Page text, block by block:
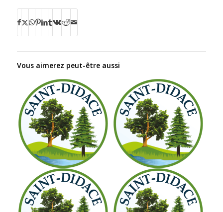
Vous aimerez peut-être aussi